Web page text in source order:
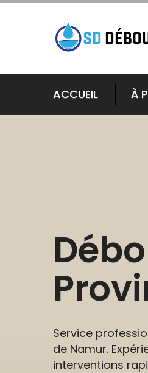
ACCUEIL À
Service
de Namur.
interventions